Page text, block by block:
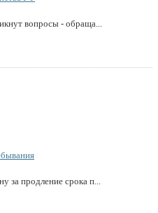
вопросы - обраща...
за продление срока п...